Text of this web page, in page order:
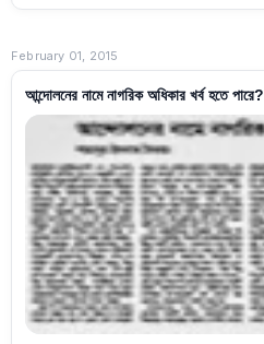
February 01, 2015
আন্দোলনের নামে নাগরিক অধিকার খর্ব হতে পারে?